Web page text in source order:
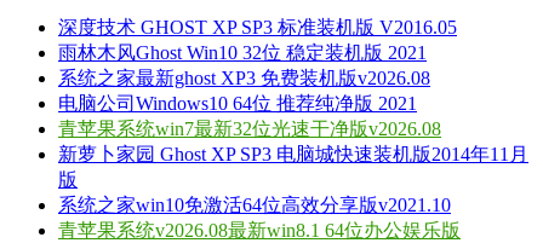
深度技术 GHOST XP SP3 标准装机版 V2016.05
雨林木风Ghost Win10 32位 稳定装机版 2021
系统之家最新ghost XP3 免费装机版v2026.08
电脑公司Windows10 64位 推荐纯净版 2021
青苹果系统win7最新32位光速干净版v2026.08
新萝卜家园 Ghost XP SP3 电脑城快速装机版2014年11月
版
系统之家win10免激活64位高效分享版v2021.10
青苹果系统v2026.08最新win8.1 64位办公娱乐版